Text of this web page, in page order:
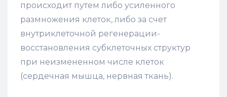
происходит путем либо усиленного
размножения клеток, либо за счет
внутриклеточной регенерации-
восстановления субклеточных структур
при неизмененном числе клеток
(сердечная мышца, нервная ткань).